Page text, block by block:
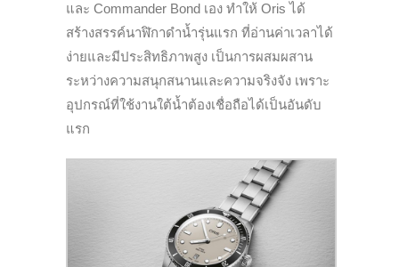
และ Commander Bond เอง ทำให้ Orisได้
สร้างสรรค์นาฬิกาดำน้ำรุ่นแรก ที่อ่านค่าเวลาได้
ง่ายและมีประสิทธิภาพสูง เป็นการผสมผสาน
ระหว่างความสนุกสนานและความจริงจัง เพราะ
อุปกรณ์ที่ใช้งานใต้น้ำต้องเชื่อถือได้เป็นอันดับ
แรก